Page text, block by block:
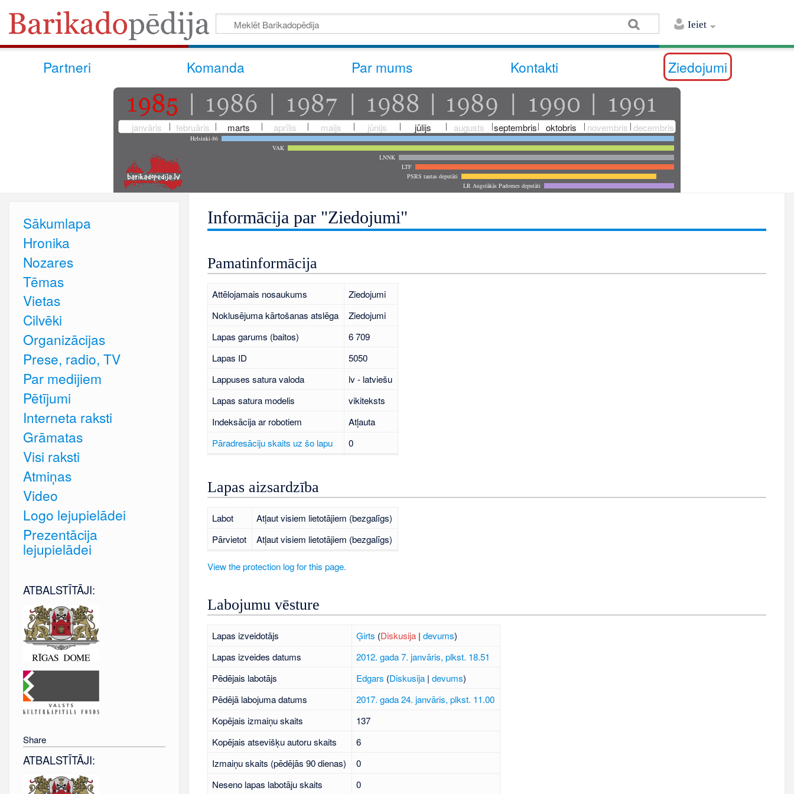
Ieiet
Partneri Komanda Par mums Kontakti Ziedojumi
janvāris februāris marts aprīlis maijs jūnijs jūlijs augusts septembris oktobris novembris decembris
Helsinki-86
VAK
LNNK
LTF
PSRS tautas deputāti
LR Augstākās Padomes deputāti
Informācija par "Ziedojumi"
Pamatinformācija
Attēlojamais nosaukums
Ziedojumi
Noklusējuma kārtošanas atslēga
Ziedojumi
Lapas garums (baitos)
6 709
Lapas ID
5050
Lappuses satura valoda
lv - latviešu
Lapas satura modelis
vikiteksts
Indeksācija ar robotiem
Atļauta
Pāradresāciju skaits uz šo lapu
0
Lapas aizsardzība
Labot
Atļaut visiem lietotājiem (bezgalīgs)
Pārvietot
Atļaut visiem lietotājiem (bezgalīgs)
View the protection log for this page.
Labojumu vēsture
Lapas izveidotājs Ģirts (Diskusija |devums)
Lapas izveides datums
2012. gada 7. janvāris, plkst. 18.51
Pēdējais labotājs
Edgars (Diskusija |devums)
Pēdējā labojuma datums
2017. gada 24. janvāris, plkst. 11.00
Kopējais izmaiņu skaits
137
Kopējais atsevišķu autoru skaits
6
Izmaiņu skaits (pēdējās 90 dienas)
0
Neseno lapas labotāju skaits
0
Sākumlapa
Hronika
Nozares
Tēmas
Vietas
Cilvēki
Organizācijas
Prese, radio, TV
Par medijiem
Pētījumi
Interneta raksti
Grāmatas
Visi raksti
Atmiņas
Video
Logo lejupielādei
Prezentācija
lejupielādei
ATBALSTĪTĀJI:
Share
ATBALSTĪTĀJI: